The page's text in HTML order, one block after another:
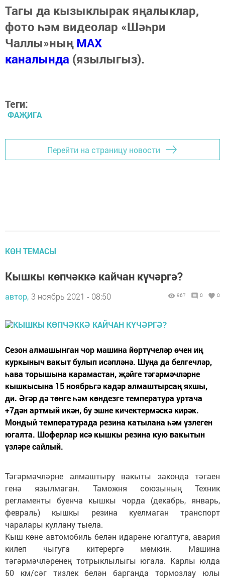
Тагы да кызыклырак яңалыклар,
фото һәм видеолар «Шәһри
Чаллы»ныңMAX
каналында (язылыгыз).
Теги:
ФАҖИГА
Перейти на страницу новости
КӨН ТЕМАСЫ
Кышкы көпчәккә кайчан күчәргә?
автор, 3 ноябрь 2021 - 08:50 967 0 0
Сезон алмашынган чор машина йөртүчеләр өчен иң
куркыныч вакыт булып исәпләнә. Шуңа да белгечләр,
һава торышына карамастан, җәйге тәгәрмәчләрне
кышкысына 15 ноябрьгә кадәр алмаштырсаң яхшы,
ди. Әгәр дә төнге һәм көндезге температура уртача
+7дән артмый икән, бу эшне кичектермәскә кирәк.
Мондый температурада резина катылана һәм үзлеген
югалта. Шоферлар исә кышкы резина кую вакытын
үзләре сайлый.
Тәгәрмәчләрне алмаштыру вакыты законда тәгаен
генә язылмаган. Таможня союзының Техник
регламенты буенча кышкы чорда (декабрь, январь,
февраль) кышкы резина куелмаган транспорт
чаралары куллану тыела.
Кыш көне автомобиль белән идарәне югалтуга, авария
килеп чыгуга китерергә мөмкин. Машина
тәгәрмәчләренең тотрыклылыгы югала. Карлы юлда
50 км/сәг тизлек белән барганда тормозлау юлы